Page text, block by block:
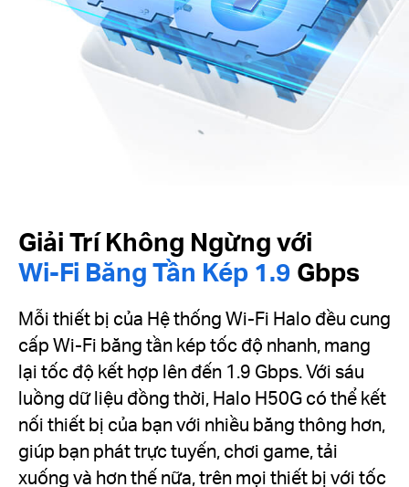
Giải Trí Không Ngừng với
Wi-Fi Băng Tần Kép 1.9 Gbps
Mỗi thiết bị của Hệ thống Wi-Fi Halo đều cung
cấp Wi-Fi băng tần kép tốc độ nhanh, mang
lại tốc độ kết hợp lên đến 1.9 Gbps. Với sáu
luồng dữ liệu đồng thời, Halo H50G có thể kết
nối thiết bị của bạn với nhiều băng thông hơn,
giúp bạn phát trực tuyến, chơi game, tải
xuống và hơn thế nữa, trên mọi thiết bị với tốc